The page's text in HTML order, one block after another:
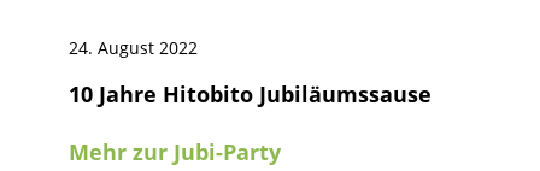
24. August 2022
10 Jahre Hitobito Jubiläumssause
Mehr zur Jubi-Party